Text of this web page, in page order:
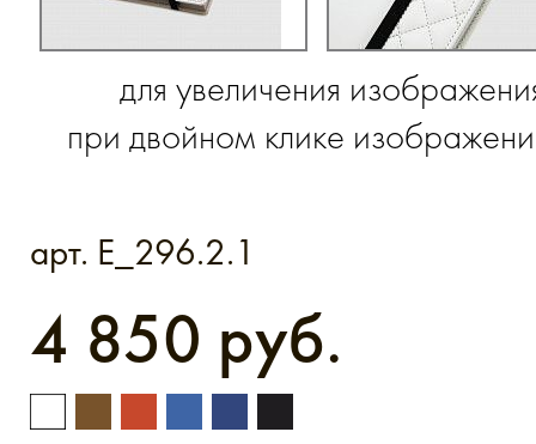
для увеличения
при двойном клике
арт. E_296.2.1
4 850 руб.